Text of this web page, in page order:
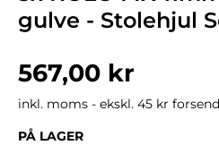
gulve - Stolehjul
Normalpris
567,00 kr
inkl. moms - ekskl. 45 kr
PÅ LAGER